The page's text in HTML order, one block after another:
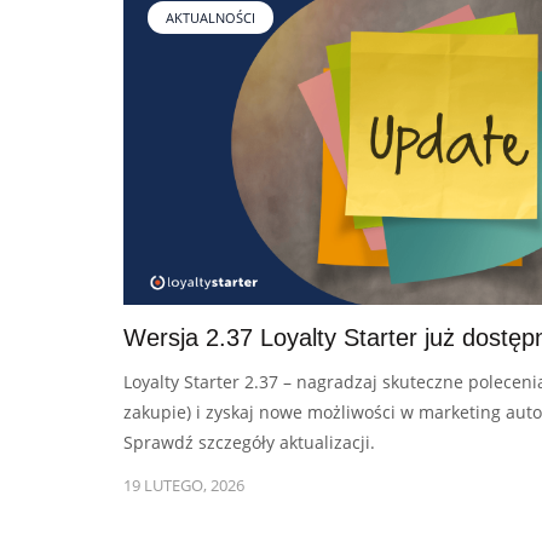
Dla sklepów detalicznych
Mobilny program lojalnościowy pod własną marką – dla
pojedynczych sklepów oraz małych i dużych sieci
Zainspiruj się case studies z prawdziwych wdrożeń naszych
klientów
Programy lojalnościowe krok po kroku
AKTUALNOŚCI
Wersja 2.37 Loyalty Starter już
Loyalty Starter 2.37 – nagradzaj skuteczne
zakupie) i zyskaj nowe możliwości w marketing
Sprawdź szczegóły aktualizacji.
19 LUTEGO, 2026